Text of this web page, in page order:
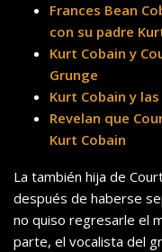
Frances Bean
con su padre
Kurt Cobain y
Grunge
Kurt Cobain y
Revelan que
Kurt Cobain
La también hija de
después de haberse
no quiso regresarle el
parte, el vocalista del